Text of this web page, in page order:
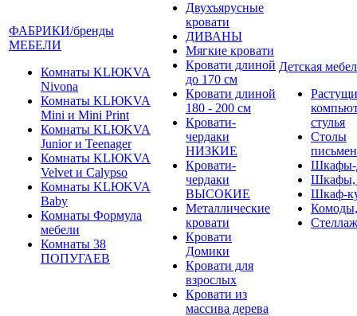
ФАБРИКИ/бренды
МЕБЕЛИ
Комнаты KLЮKVA
Nivona
Комнаты KLЮKVA
Mini и Mini Print
Комнаты KLЮKVA
Junior и Teenager
Комнаты KLЮKVA
Velvet и Calypso
Комнаты KLЮKVA
Baby
Комнаты Формула
мебели
Комнаты 38
ПОПУГАЕВ
Двухъярусные
кровати
ДИВАНЫ
Мягкие кровати
Кровати длиной
до 170 см
Кровати длиной
180 - 200 см
Кровати-
чердаки
НИЗКИЕ
Кровати-
чердаки
ВЫСОКИЕ
Металлические
кровати
Кровати
Домики
Кровати для
взрослых
Кровати из
массива дерева
Детская
стулья
Столы
Шкафы-
Шкафы,
Шкаф-